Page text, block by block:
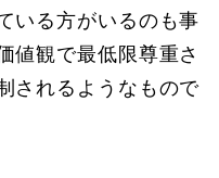
いる方がいるのも事
値観で最低限尊重さ
されるようなもので